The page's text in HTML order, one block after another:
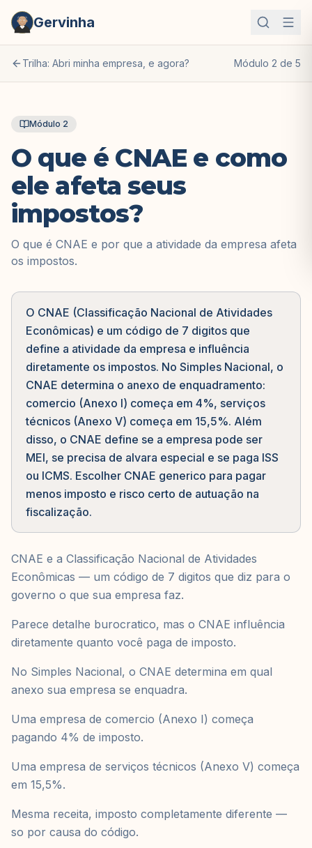
Gervinha
Trilha: Abri minha empresa, e agora? Módulo 2 de 5
Módulo 2
O que é CNAE e como
ele afeta seus
impostos?
O que é CNAE e por que a atividade da empresa afeta
os impostos.
O CNAE (Classificação Nacional de Atividades
Econômicas) e um código de 7 digitos que
define a atividade da empresa e influência
diretamente os impostos. No Simples Nacional, o
CNAE determina o anexo de enquadramento:
comercio (Anexo I) começa em 4%, serviços
técnicos (Anexo V) começa em 15,5%. Além
disso, o CNAE define se a empresa pode ser
MEI, se precisa de alvara especial e se paga ISS
ou ICMS. Escolher CNAE generico para pagar
menos imposto e risco certo de autuação na
fiscalização.
CNAE e a Classificação Nacional de Atividades
Econômicas — um código de 7 digitos que diz para o
governo o que sua empresa faz.
Parece detalhe burocratico, mas o CNAE influência
diretamente quanto você paga de imposto.
No Simples Nacional, o CNAE determina em qual
anexo sua empresa se enquadra.
Uma empresa de comercio (Anexo I) começa
pagando 4% de imposto.
Uma empresa de serviços técnicos (Anexo V) começa
em 15,5%.
Mesma receita, imposto completamente diferente —
so por causa do código.